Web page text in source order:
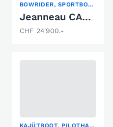
BOWRIDER, SPORTBOOT
Jeanneau CAP CAMARAT 545 WA
CHF 24'900.-
KAJÜTBOOT, PILOTHAUS, SPORTBOOT